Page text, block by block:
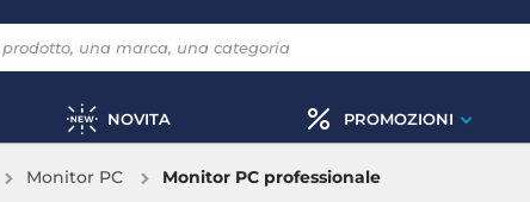
NOVITA PROMOZIONI
Monitor PC Monitor PC professionale